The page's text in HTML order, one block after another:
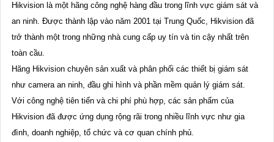
Hikvision là một hãng công nghệ hàng đầu trong lĩnh vực giám sát và
an ninh. Được thành lập vào năm 2001 tại Trung Quốc, Hikvision đã
trở thành một trong những nhà cung cấp uy tín và tin cậy nhất trên
toàn cầu.
Hãng Hikvision chuyên sản xuất và phân phối các thiết bị giám sát
như camera an ninh, đầu ghi hình và phần mềm quản lý giám sát.
Với công nghệ tiên tiến và chi phí phù hợp, các sản phẩm của
Hikvision đã được ứng dụng rộng rãi trong nhiều lĩnh vực như gia
đình, doanh nghiệp, tổ chức và cơ quan chính phủ.